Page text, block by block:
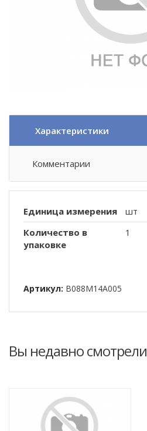
Характеристики
Комментарии
Единица измерения
шт
Количество в
упаковке
1
Артикул: B088M14A005
Вы недавно смотрели